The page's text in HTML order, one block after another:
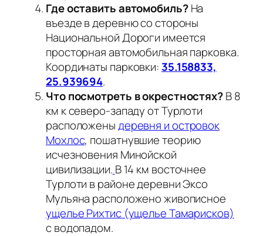
Где оставить автомобиль?На
въезде в деревню со стороны
Национальной Дороги имеется
просторная автомобильная парковка.
Координаты парковки: 35.158833,
25.939694.
Что посмотреть в окрестностях?В 8
км к северо-западу от Турлоти
расположеныдеревня и островок
Мохлос, пошатнувшие теорию
исчезновения Минойской
цивилизации. В 14 км восточнее
Турлоти в районе деревни Эксо
Мульяна расположено живописное
ущелье Рихтис (ущелье Тамарисков)
с водопадом.